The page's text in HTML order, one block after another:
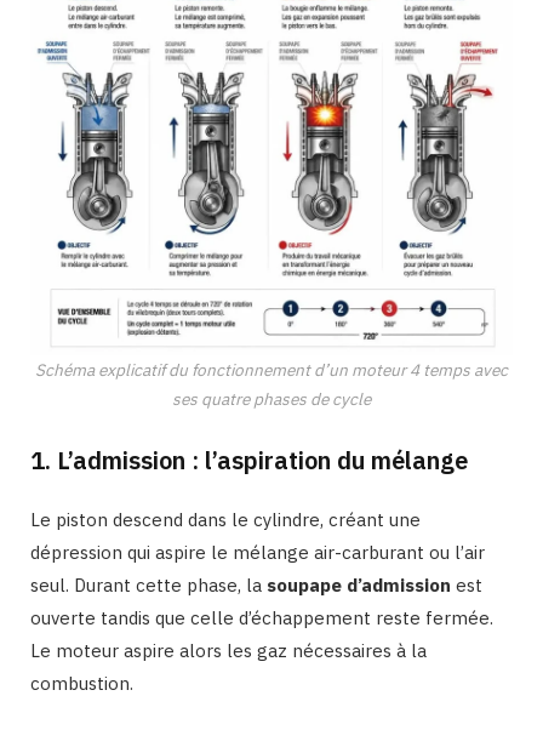
Schéma explicatif du fonctionnement d’un moteur 4 temps avec
ses quatre phases de cycle
1. L’admission : l’aspiration du mélange
Le piston descend dans le cylindre, créant une
dépression qui aspire le mélange air-carburant ou l’air
seul. Durant cette phase, la soupape d’admission est
ouverte tandis que celle d’échappement reste fermée.
Le moteur aspire alors les gaz nécessaires à la
combustion.